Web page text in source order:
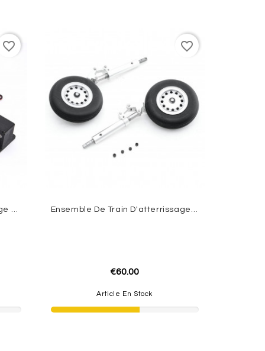
Système De Train D'atterrissage Avant Avanti 90mm FMS
favorite_border
Ensemble De Train D'atterrissage Principal Avanti 90mm FMS
€60.00
Article En Stock
favorite_border